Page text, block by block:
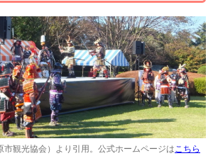
観光協会）より引用。公式ホームページはこちら